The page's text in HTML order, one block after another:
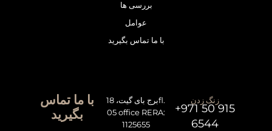
بررسی ها
عوامل
با ما تماس بگیرید
با ما تماس
بگیرید
برج بای گیت، 18fl.
05 office RERA:
1125655
زنگ زدن
+971 50 915
6544